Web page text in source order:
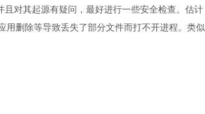
对其起源有疑问，最好进行一些安全检查。估计
删除等导致丢失了部分文件而打不开进程。类似